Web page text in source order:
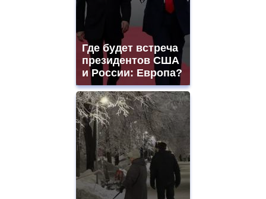
Где будет встреча
президентов США
и России: Европа?